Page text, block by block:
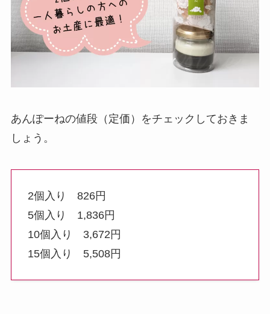
あんぽーねの値段（定価）をチェックしておきま
しょう。
2個入り 826円
5個入り 1,836円
10個入り 3,672円
15個入り 5,508円